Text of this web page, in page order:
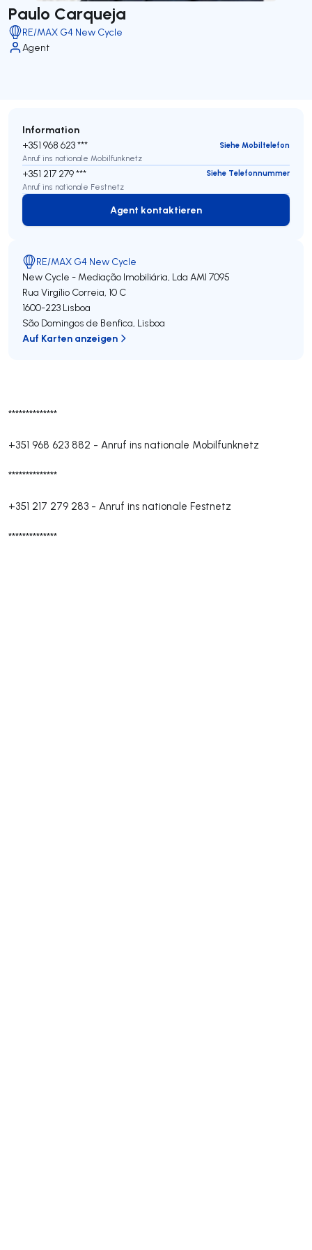
Paulo Carqueja
RE/MAX G4 New Cycle
Agent
**************
+351 968 623 882 - Anruf ins nationale Mobilfunknetz
**************
+351 217 279 283 - Anruf ins nationale Festnetz
**************
Information
+351 968 623 ***
Siehe Mobiltelefon
Anruf ins nationale Mobilfunknetz
+351 217 279 ***
Siehe Telefonnummer
Anruf ins nationale Festnetz
Agent kontaktieren
Agent kontaktieren
RE/MAX G4 New Cycle
New Cycle - Mediação Imobiliária, Lda AMI 7095
Rua Virgílio Correia, 10 C
1600-223 Lisboa
São Domingos de Benfica, Lisboa
Auf Karten anzeigen